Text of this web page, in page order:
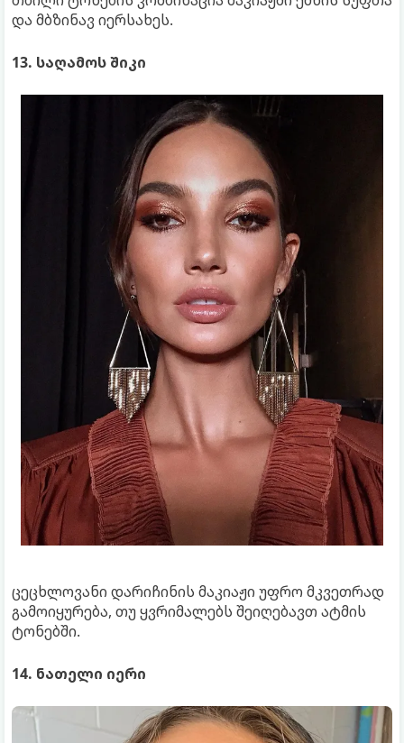
და მბზინავ იერსახეს.
13. საღამოს შიკი
ცეცხლოვანი დარიჩინის მაკიაჟი უფრო მკვეთრად
გამოიყურება, თუ ყვრიმალებს შეიღებავთ ატმის
ტონებში.
14. ნათელი იერი